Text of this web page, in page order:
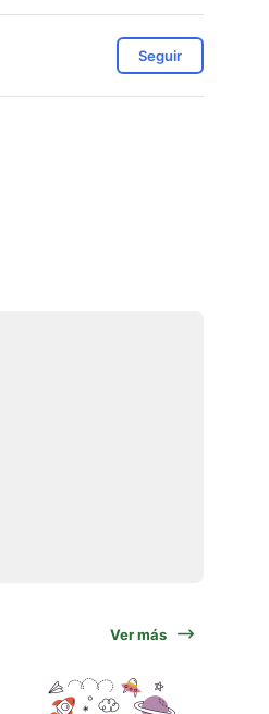
Seguir
Ver más